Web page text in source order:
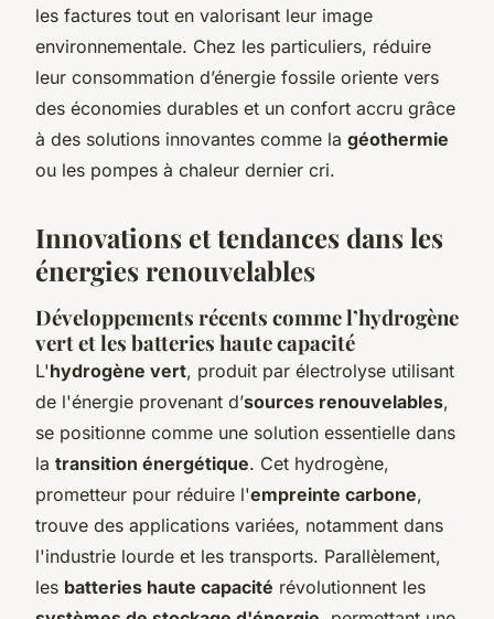
les factures tout en valorisant leur image
environnementale. Chez les particuliers, réduire
leur consommation d’énergie fossile oriente vers
des économies durables et un confort accru grâce
à des solutions innovantes comme la géothermie
ou les pompes à chaleur dernier cri.
Innovations et tendances dans les
énergies renouvelables
Développements récents comme l’hydrogène
vert et les batteries haute capacité
L'hydrogène vert, produit par électrolyse utilisant
de l'énergie provenant d’sources renouvelables,
se positionne comme une solution essentielle dans
la transition énergétique. Cet hydrogène,
prometteur pour réduire l'empreinte carbone,
trouve des applications variées, notamment dans
l'industrie lourde et les transports. Parallèlement,
les batteries haute capacité révolutionnent les